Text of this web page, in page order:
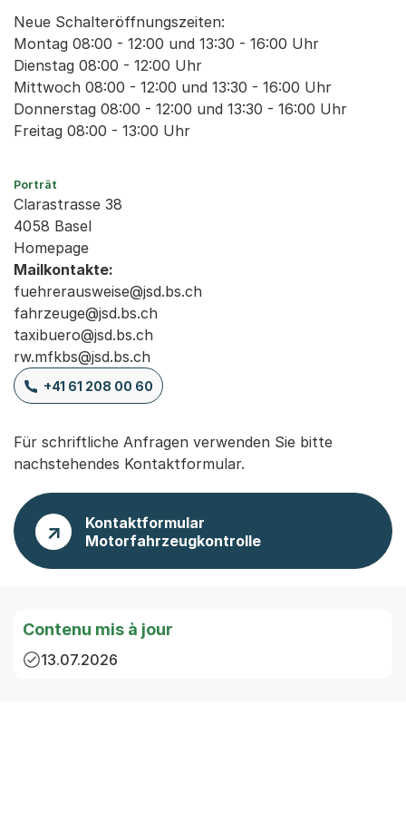
Neue Schalteröffnungszeiten:
Montag 08:00 - 12:00 und 13:30 - 16:00 Uhr
Dienstag 08:00 - 12:00 Uhr
Mittwoch 08:00 - 12:00 und 13:30 - 16:00 Uhr
Donnerstag 08:00 - 12:00 und 13:30 - 16:00 Uhr
Freitag 08:00 - 13:00 Uhr
Porträt
Clarastrasse 38
4058 Basel
Homepage
Mailkontakte:
fuehrerausweise@jsd.bs.ch
fahrzeuge@jsd.bs.ch
taxibuero@jsd.bs.ch
rw.mfkbs@jsd.bs.ch
+41 61 208 00 60
Für schriftliche Anfragen verwenden Sie bitte
nachstehendes Kontaktformular.
Kontaktformular
Motorfahrzeugkontrolle
Contenu mis à jour
13.07.2026